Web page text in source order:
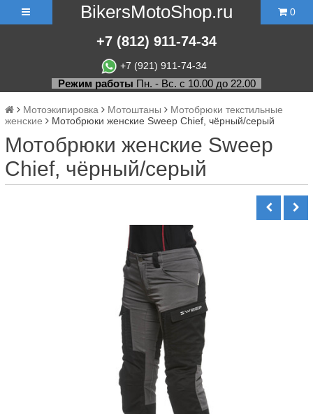
BikersMotoShop.ru
+7 (812) 911-74-34
+7 (921) 911-74-34
0
Режим работы Пн. - Вс. с 10.00 до 22.00
Мотоэкипировка Мотоштаны
Мотобрюки текстильные
женские
Мотобрюки женские Sweep Chief, чёрный/серый
Мотобрюки женские Sweep
Chief, чёрный/серый